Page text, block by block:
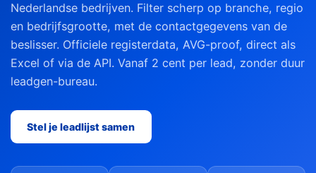
Nederlandse bedrijven. Filter scherp op branche, regio
en bedrijfsgrootte, met de contactgegevens van de
beslisser. Officiele registerdata, AVG-proof, direct als
Excel of via de API. Vanaf 2 cent per lead, zonder duur
leadgen-bureau.
Stel je leadlijst samen